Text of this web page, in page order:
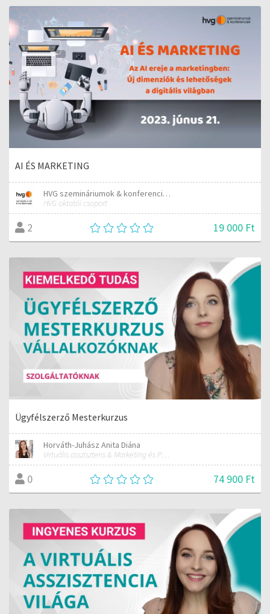
AI ÉS MARKETING
HVG szemináriumok & konferenciák
HVG oktatói csoport
2 19 000 Ft
Ügyfélszerző Mesterkurzus
Horváth-Juhász Anita Diána
Virtuális asszisztens & Marketing és PR szakember
0 74 900 Ft